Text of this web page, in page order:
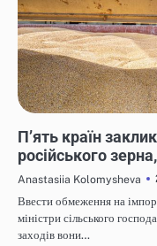
П’ять країн
російського
Anastasiia Kolomysheva
Ввести обмеження на
міністри сільського
заходів вони…